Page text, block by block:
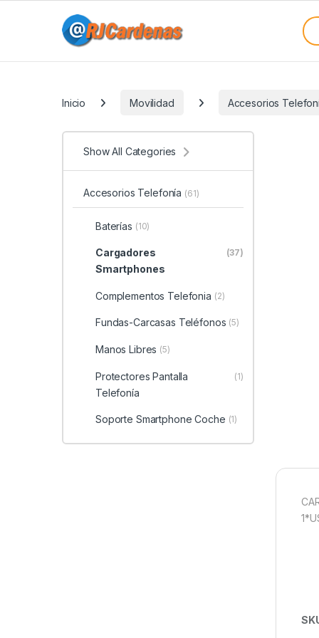
Inicio Movilidad Accesorios
Show All Categories
Accesorios Telefonía (61)
Baterías (10)
Cargadores
Smartphones
(37)
Complementos Telefonia (2)
Fundas-Carcasas Teléfonos (5)
Manos Libres (5)
Protectores Pantalla
Telefonía
(1)
Soporte Smartphone Coche (1)